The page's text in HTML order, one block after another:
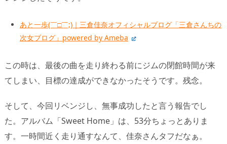
あと一歩(￣□￣;)｜三倉佳奈オフィシャルブログ「三倉さんちの
次女ブログ」powered by Ameba
この時は、最後の曲を走り終わる前にジムの閉館時間が来
てしまい、目標の達成ができなかったそうです。残念。
そして、今回リベンジし、無事成功したと言う報告でし
た。アルバム「Sweet Home」は、53分ちょっとありま
す。一時間近く走り通すなんて、佳奈さんタフだなぁ。